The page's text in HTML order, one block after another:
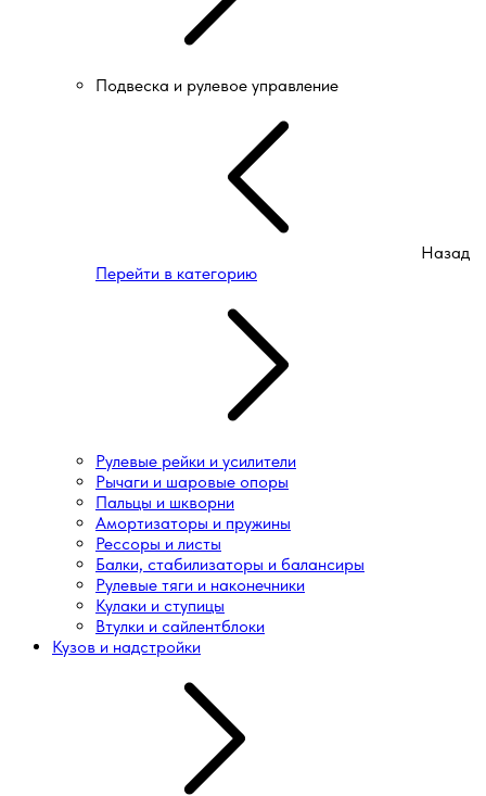
Подвеска и рулевое управление
Назад
Перейти в категорию
Рулевые рейки и усилители
Рычаги и шаровые опоры
Пальцы и шкворни
Амортизаторы и пружины
Рессоры и листы
Балки, стабилизаторы и балансиры
Рулевые тяги и наконечники
Кулаки и ступицы
Втулки и сайлентблоки
Кузов и надстройки